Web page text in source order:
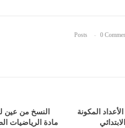
0
المكونة
النسخ من عين
مادة الرياضيات